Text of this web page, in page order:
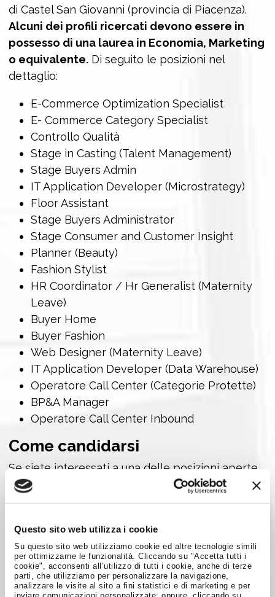
Questo sito web utilizza i cookie
Su questo sito web utilizziamo cookie ed altre tecnologie simili
per ottimizzarne le funzionalità. Cliccando su "Accetta tutti i
cookie", acconsenti all’utilizzo di tutti i cookie, anche di terze
parti, che utilizziamo per personalizzare la navigazione,
analizzare le visite al sito a fini statistici e di marketing e per
di Castel San Giovanni (provincia di Piacenza).
Alcuni dei profili ricercati devono essere in
possesso di una laurea in Economia, Marketing
o equivalente.Di seguito le posizioni nel
dettaglio:
E-Commerce Optimization Specialist
E- Commerce Category Specialist
Controllo Qualità
Stage in Casting (Talent Management)
Stage Buyers Admin
IT Application Developer (Microstrategy)
Floor Assistant
Stage Buyers Administrator
Stage Consumer and Customer Insight
Planner (Beauty)
Fashion Stylist
HR Coordinator / Hr Generalist (Maternity
Leave)
Buyer Home
Buyer Fashion
Web Designer (Maternity Leave)
IT Application Developer (Data Warehouse)
Operatore Call Center (Categorie Protette)
BP&A Manager
Operatore Call Center Inbound
Come candidarsi
Se siete interessati a una delle posizioni aperte,
potete inviare la vostra candidatura cliccando
sul seguente link:
LAVORA CON NOI
Condividi su: